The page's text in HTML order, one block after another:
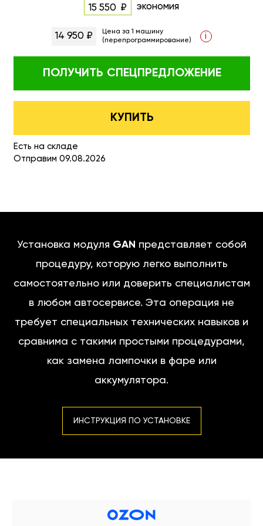
15 550 экономия
14 950 ₽
Цена за 1 машину
(перепрограммирование)
i
ПОЛУЧИТЬ СПЕЦПРЕДЛОЖЕНИЕ
КУПИТЬ
Есть на складе
Отправим 09.08.2026
Установка модуля GAN представляет собой
процедуру, которую легко выполнить
самостоятельно или доверить специалистам
в любом автосервисе. Эта операция не
требует специальных технических навыков и
сравнима с такими простыми процедурами,
как замена лампочки в фаре или
аккумулятора.
ИНСТРУКЦИЯ ПО УСТАНОВКЕ